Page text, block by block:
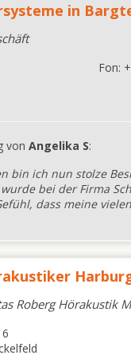
in
Fon:
von Angelika S:
bin ich nun stolze
bei der Firma
dass meine
Roberg Hörakustik